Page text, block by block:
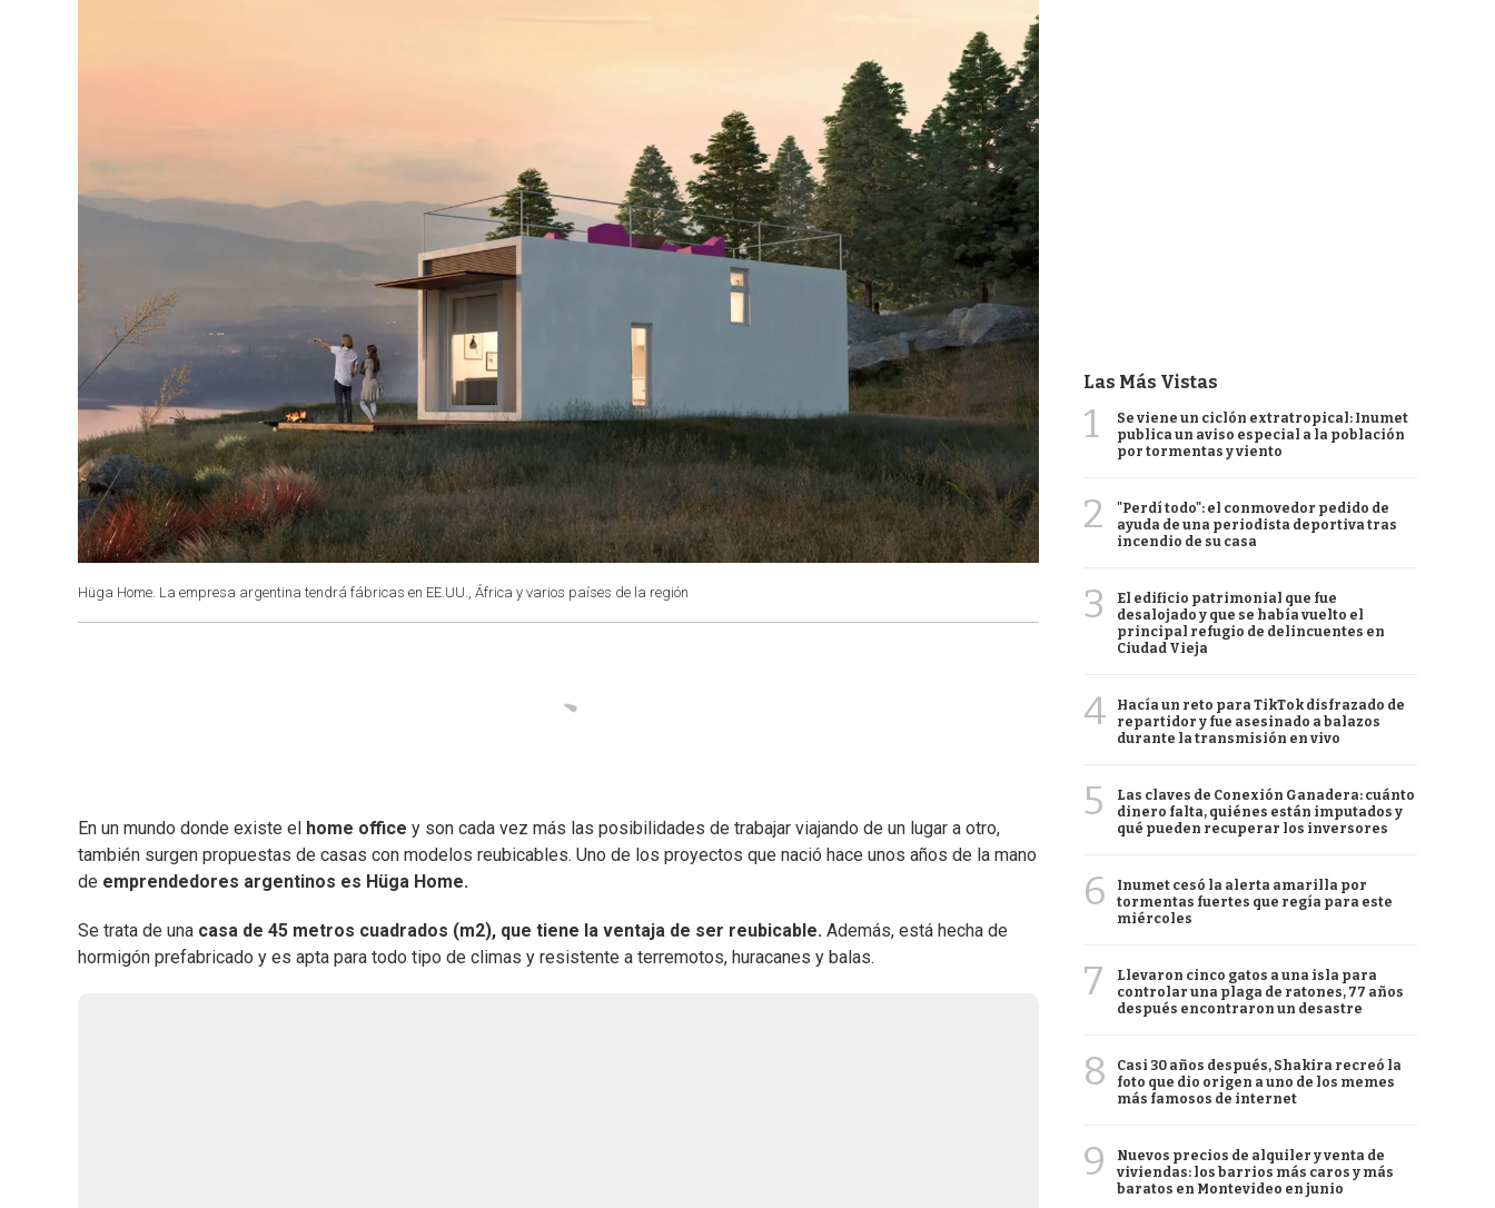
Hüga Home. La empresa argentina tendrá fábricas en EE.UU., África y varios países de la región
En un mundo donde existe el home office y son cada vez más las posibilidades de trabajar viajando de un lugar a otro,
también surgen propuestas de casas con modelos reubicables. Uno de los proyectos que nació hace unos años de la mano
de emprendedores argentinos es Hüga Home.
Se trata de una casa de 45 metros cuadrados (m2), que tiene la ventaja de ser reubicable. Además, está hecha de
hormigón prefabricado y es apta para todo tipo de climas y resistente a terremotos, huracanes y balas.
Las Más Vistas
1
Se viene un ciclón extratropical: Inumet
publica un aviso especial a la población
por tormentas y viento
2
"Perdí todo": el conmovedor pedido de
ayuda de una periodista deportiva tras
incendio de su casa
3
El edificio patrimonial que fue
desalojado y que se había vuelto el
principal refugio de delincuentes en
Ciudad Vieja
4
Hacía un reto para TikTok disfrazado de
repartidor y fue asesinado a balazos
durante la transmisión en vivo
5
Las claves de Conexión Ganadera: cuánto
dinero falta, quiénes están imputados y
qué pueden recuperar los inversores
6
Inumet cesó la alerta amarilla por
tormentas fuertes que regía para este
miércoles
7
Llevaron cinco gatos a una isla para
controlar una plaga de ratones, 77 años
después encontraron un desastre
8
Casi 30 años después, Shakira recreó la
foto que dio origen a uno de los memes
más famosos de internet
9
Nuevos precios de alquiler y venta de
viviendas: los barrios más caros y más
baratos en Montevideo en junio